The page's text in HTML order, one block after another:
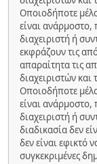
Οποιοδήποτε
είναι ανάρμοστο,
διαχειριστή ή
εκφράζουν τις
απαραίτητα τις
διαχειριστών και
Οποιοδήποτε
είναι ανάρμοστο,
διαχειριστή ή
διαδικασία δεν
δεν είναι εφικτό
συγκεκριμένες